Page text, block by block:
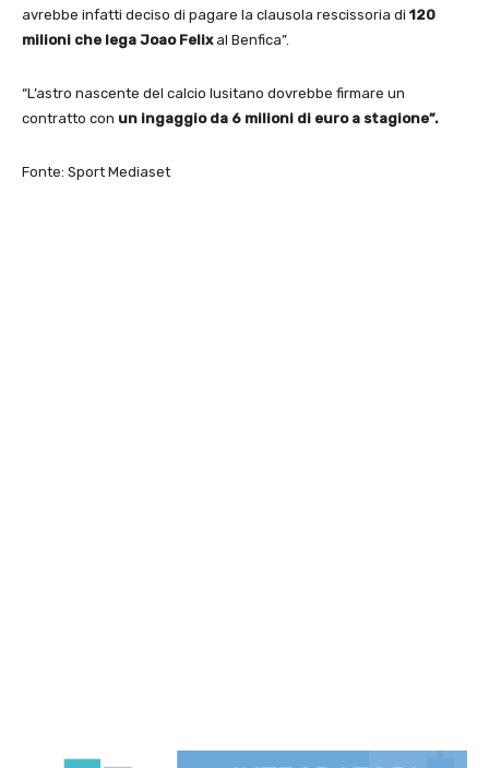
avrebbe infatti deciso di pagare la clausola rescissoria di 120
milioni che lega Joao Felixal Benfica”.
“L’astro nascente del calcio lusitano dovrebbe firmare un
contratto con un ingaggio da 6 milioni di euro a stagione”.
Fonte: Sport Mediaset